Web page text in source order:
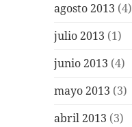
agosto 2013 (4)
julio 2013 (1)
junio 2013 (4)
mayo 2013 (3)
abril 2013 (3)